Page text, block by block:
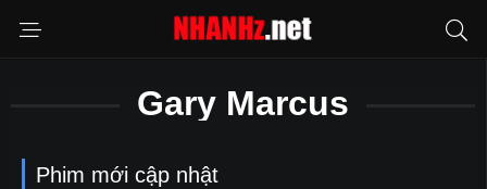
Gary Marcus
Phim mới cập nhật